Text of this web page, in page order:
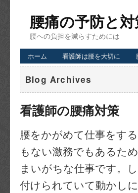
腰痛の予防と
腰への負担を減らすためには
ホーム 看護師は腰を大切に
Blog Archives
看護師の腰痛対策
腰をかがめて仕事をす
もない激務でもあるた
まいがちな仕事です。
付けられていて動かし